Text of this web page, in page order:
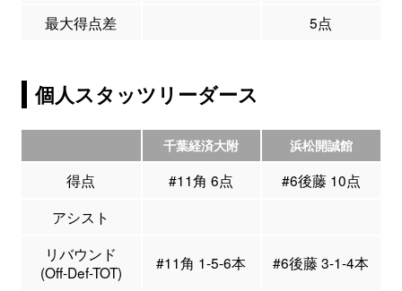
最大得点差
5点
個人スタッツリーダース
千葉経済大附 浜松開誠館
得点 #11角 6点
#6後藤 10点
アシスト
リバウンド
(Off-Def-TOT)
#11角 1-5-6本 #6後藤 3-1-4本